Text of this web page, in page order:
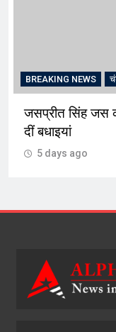
BREAKING NEWS
जसप्रीत सिंह जस
दीं बधाइयां
5 days ago